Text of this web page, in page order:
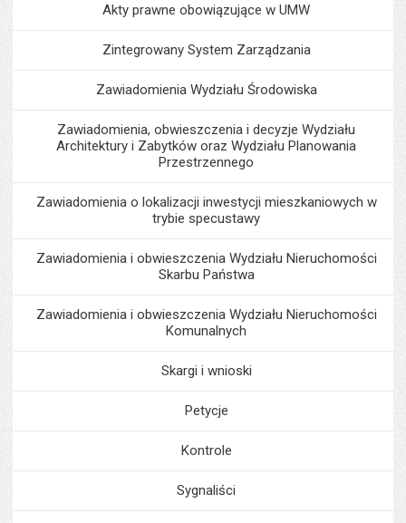
Akty prawne obowiązujące w UMW
Zintegrowany System Zarządzania
Zawiadomienia Wydziału Środowiska
Zawiadomienia, obwieszczenia i decyzje Wydziału
Architektury i Zabytków oraz Wydziału Planowania
Przestrzennego
Zawiadomienia o lokalizacji inwestycji mieszkaniowych w
trybie specustawy
Zawiadomienia i obwieszczenia Wydziału Nieruchomości
Skarbu Państwa
Zawiadomienia i obwieszczenia Wydziału Nieruchomości
Komunalnych
Skargi i wnioski
Petycje
Kontrole
Sygnaliści